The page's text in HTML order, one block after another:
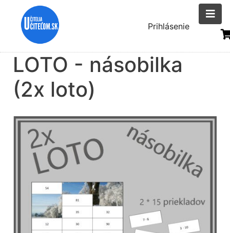
Menu
účtu
Prihlásenie
LOTO - násobilka
(2x loto)